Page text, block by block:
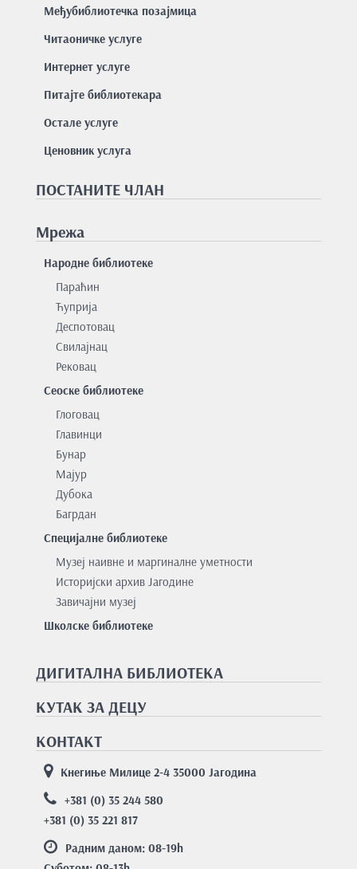
Међубиблиотечка позајмица
Читаоничке услуге
Интернет услуге
Питајте библиотекара
Остале услуге
Ценовник услуга
ПОСТАНИТЕ ЧЛАН
Мрежа
Народне библиотеке
Параћин
Ћуприја
Деспотовац
Свилајнац
Рековац
Сеоске библиотеке
Глоговац
Главинци
Бунар
Мајур
Дубока
Багрдан
Специјалне библиотеке
Музеј наивне и маргиналне уметности
Историјски архив Јагодине
Завичајни музеј
Школске библиотеке
ДИГИТАЛНА БИБЛИОТЕКА
КУТАК ЗА ДЕЦУ
КОНТАКТ
Кнегиње Милице 2-4 35000 Јагодина
+381 (0) 35 244 580
+381 (0) 35 221 817
Радним даном: 08-19h